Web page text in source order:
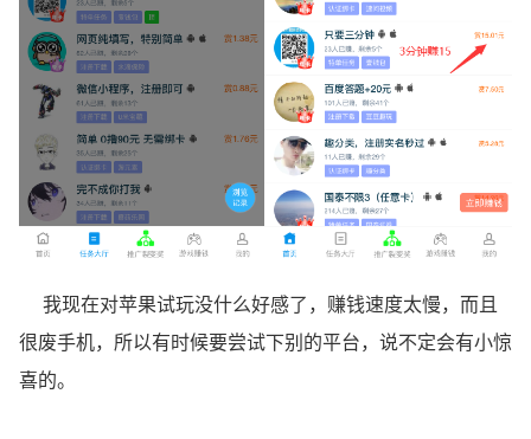
我现在对苹果试玩没什么好感了，赚钱速度太慢，而且
很废手机，所以有时候要尝试下别的平台，说不定会有小惊
喜的。